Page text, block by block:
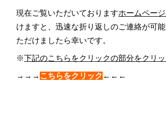
現在ご覧いただいておりますホームペー
けますと、迅速な折り返しのご連絡が可
ただけましたら幸いです。
※下記のこ ちらをクリックの部分をクリ
→→→ こちらをクリック ←←←